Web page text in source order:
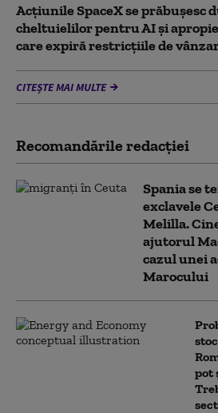
Acţiunile SpaceX se prăbuşesc
cheltuielilor pentru AI şi
care expiră restricţiile de
CITEȘTE MAI MULTE
Recomandările redacţiei
Spania se
exclavele
Melilla.
ajutorul
cazul unei
Marocului
pot